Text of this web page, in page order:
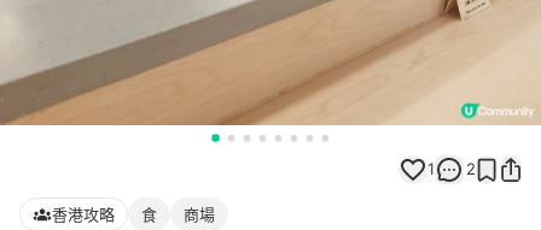
1 2
香港攻略 食 商場